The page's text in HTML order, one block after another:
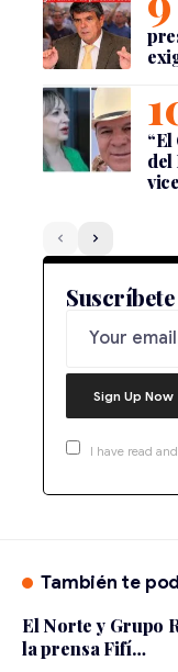
del
I have read
También te
El Norte y Grupo
la prensa Fifí…